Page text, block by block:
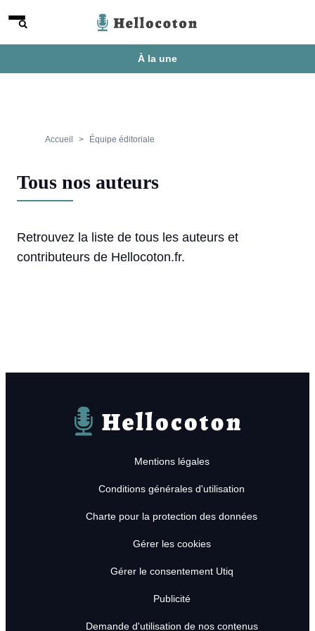
Menu
À la une
Accueil Équipe éditoriale
Tous nos auteurs
Retrouvez la liste de tous les auteurs et
contributeurs de Hellocoton.fr.
Hellocoton
Mentions légales
Conditions générales d'utilisation
Charte pour la protection des données
Gérer les cookies
Gérer le consentement Utiq
Publicité
Demande d'utilisation de nos contenus